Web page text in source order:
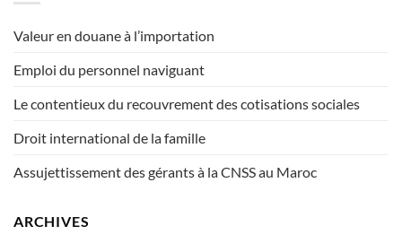
Valeur en douane à l’importation
Emploi du personnel naviguant
Le contentieux du recouvrement des cotisations sociales
Droit international de la famille
Assujettissement des gérants à la CNSS au Maroc
ARCHIVES